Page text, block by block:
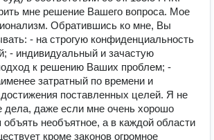
мне решение Вашего вопроса. Мое
Обратившись ко мне, Вы
- на строгую конфиденциальность
- индивидуальный и зачастую
к решению Ваших проблем; -
затратный по времени и
поставленных целей. Я не
дела, даже если мне очень хорошо
объять необъятное, а в каждой области
кроме законов огромное